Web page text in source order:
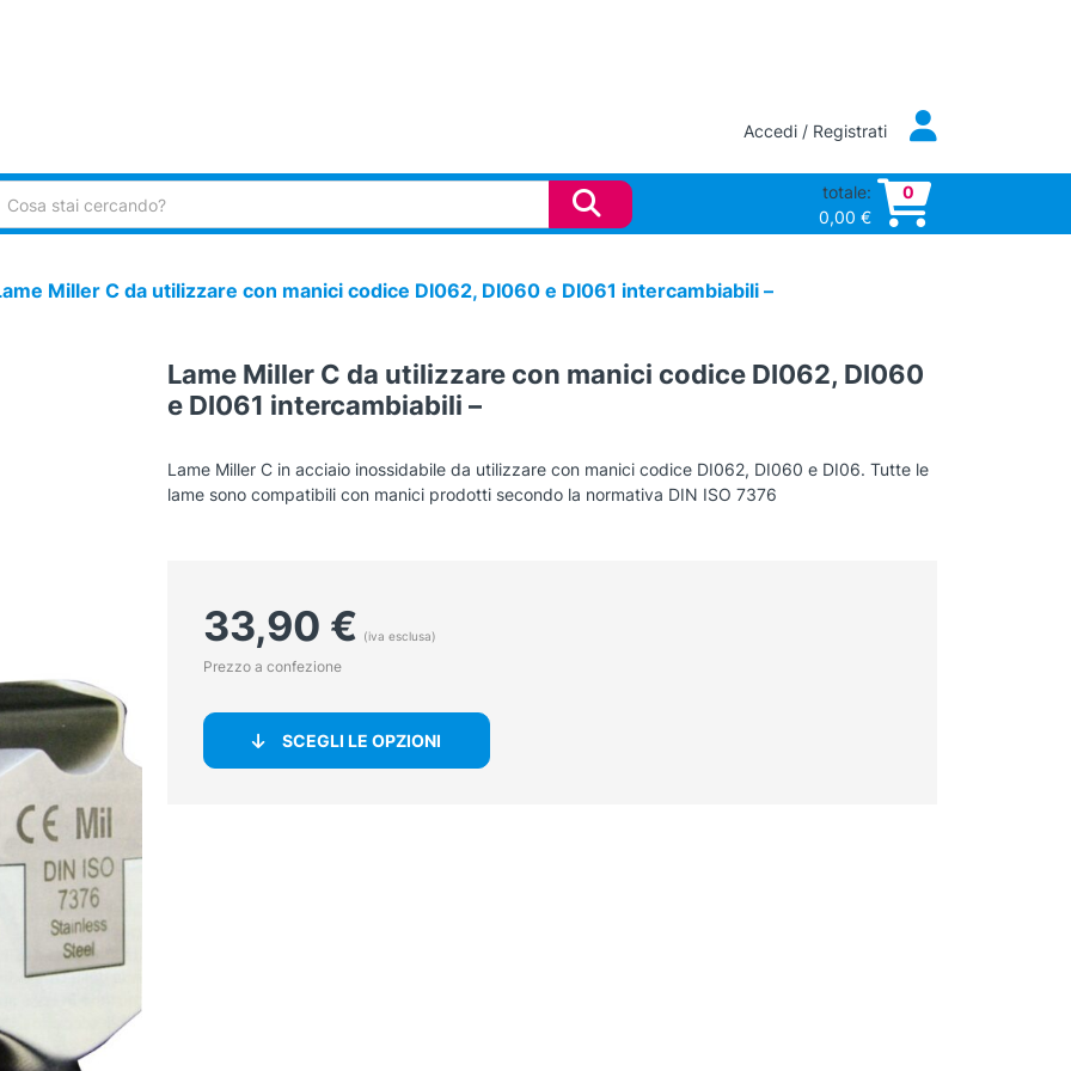
Accedi / Registrati
totale:
0,00 €
0
Miller C da utilizzare con manici codice DI062, DI060 e DI061 intercambiabili –
Lame Miller C da utilizzare con manici codice DI062, DI060
e DI061 intercambiabili –
Lame Miller C in acciaio inossidabile da utilizzare con manici codice DI062, DI060 e DI06. Tutte le
lame sono compatibili con manici prodotti secondo la normativa DIN ISO 7376
33,90 € (iva esclusa)
Prezzo a confezione
SCEGLI LE OPZIONI